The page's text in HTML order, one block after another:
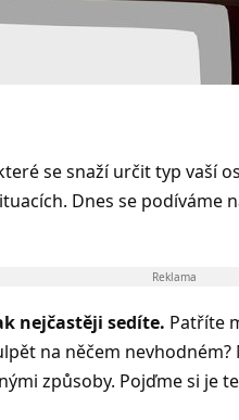
se snaží určit typ vaší
Dnes se podíváme
Reklama
nejčastěji sedíte. Patříte
na něčem
způsoby. Pojďme si je